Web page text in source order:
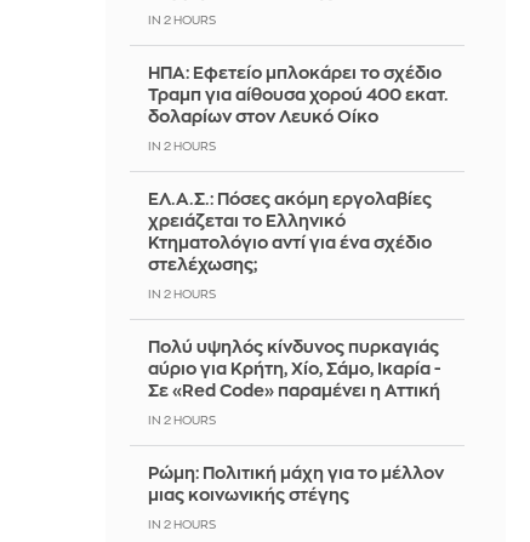
IN 2 HOURS
ΗΠΑ: Εφετείο μπλοκάρει το σχέδιο
Τραμπ για αίθουσα χορού 400 εκατ.
δολαρίων στον Λευκό Οίκο
IN 2 HOURS
ΕΛ.Α.Σ.: Πόσες ακόμη εργολαβίες
χρειάζεται το Ελληνικό
Κτηματολόγιο αντί για ένα σχέδιο
στελέχωσης;
IN 2 HOURS
Πολύ υψηλός κίνδυνος πυρκαγιάς
αύριο για Κρήτη, Χίο, Σάμο, Ικαρία -
Σε «Red Code» παραμένει η Αττική
IN 2 HOURS
Ρώμη: Πολιτική μάχη για το μέλλον
μιας κοινωνικής στέγης
IN 2 HOURS